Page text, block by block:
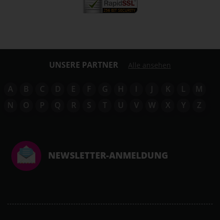
UNSERE PARTNER Alle ansehen
A B C D E F G H I J K L
M
N
O P Q R S T U V W X Y Z
NEWSLETTER-ANMELDUNG